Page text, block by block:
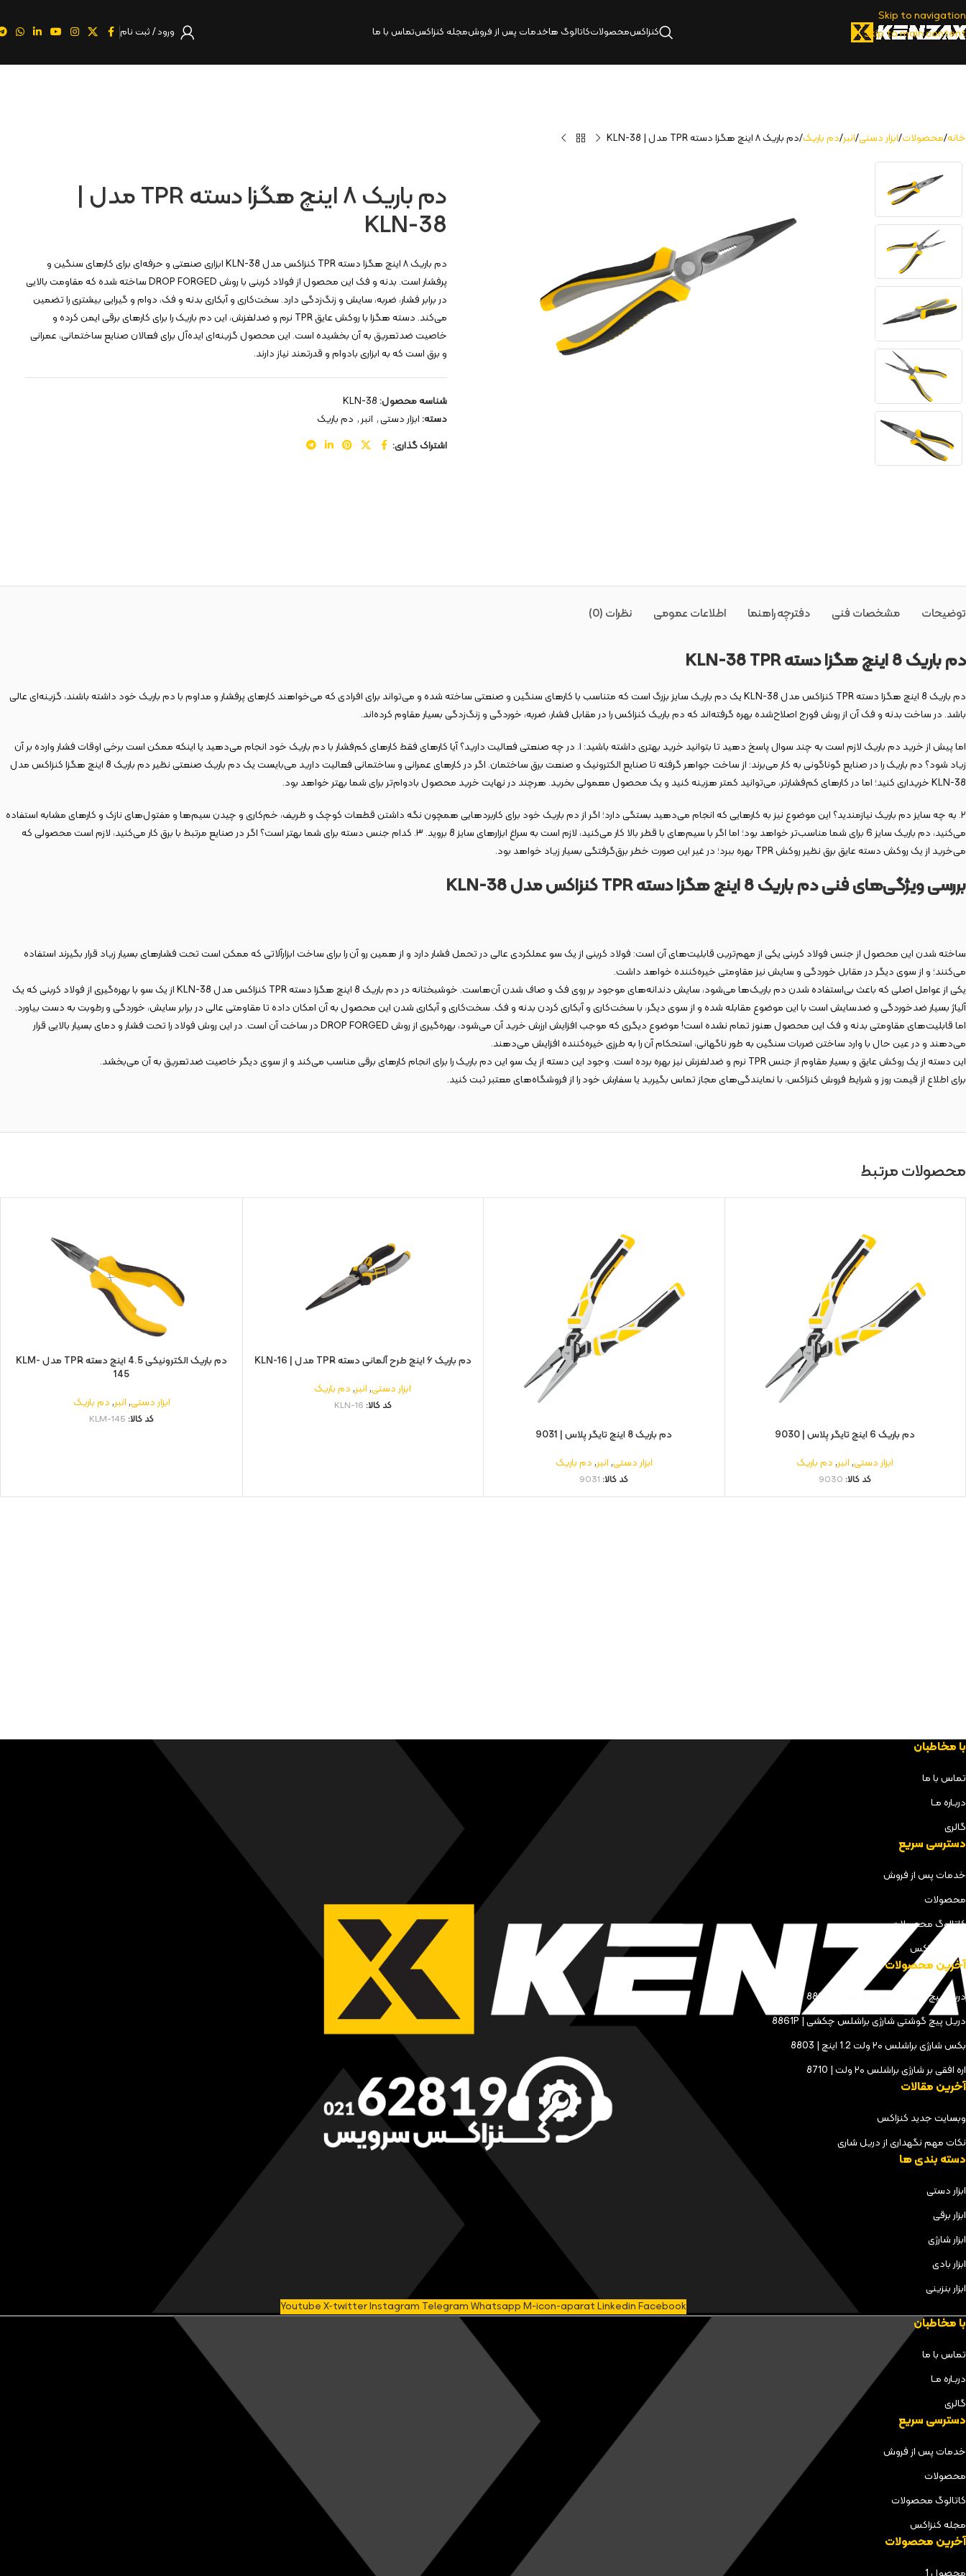
Skip to navigation
Skip to main content
کنزاکسمحصولاتکاتالوگ‌ هاخدمات پس از فروشمجله کنزاکستماس با ما ورود / ثبت نام
خانه محصولات ابزار دستی انبر دم باریک دم باریک ۸ اینچ هگزا دسته TPR مدل | KLN-38
دم باریک ۸ اینچ هگزا دسته TPR مدل |
KLN-38
دم باریک ۸ اینچ هگزا دسته TPR کنزاکس مدل KLN-38 ابزاری صنعتی و حرفه‌ای برای کارهای سنگین و
پرفشار است. بدنه و فک این محصول از فولاد کربنی با روش DROP FORGED ساخته شده که مقاومت بالایی
در برابر فشار، ضربه، سایش و زنگ‌زدگی دارد. سخت‌کاری و آبکاری بدنه و فک، دوام و گیرایی بیشتری را تضمین
می‌کند. دسته هگزا با روکش عایق TPR نرم و ضدلغزش، این دم باریک را برای کارهای برقی ایمن کرده و
خاصیت ضدتعریق به آن بخشیده است. این محصول گزینه‌ای ایده‌آل برای فعالان صنایع ساختمانی، عمرانی
و برق است که به ابزاری بادوام و قدرتمند نیاز دارند.
شناسه محصول:KLN-38
دسته:ابزار دستی, انبر, دم باریک
اشتراک گذاری:
توضیحات نظرات (0) مشخصات فنی اطلاعات عمومی دفترچه راهنما
دم باريک 8 اينچ هگزا دسته KLN-38 TPR
دم باریک 8 اینچ هگزا دسته TPR کنزاکس مدل KLN-38 یک دم باریک سایز بزرگ است که متناسب با کارهای سنگین و صنعتی ساخته شده و می‌تواند برای افرادی که می‌خواهند کارهای پرفشار و مداوم با دم باریک خود داشته باشند، گزینه‌ای عالی
باشد. در ساخت بدنه و فک آن از روش فورج اصلاح‌شده بهره گرفته‌اند که دم باریک کنزاکس را در مقابل فشار، ضربه، خوردگی و زنگ‌زدگی بسیار مقاوم کرده‌اند.
اما پیش از خرید دم باریک لازم است به چند سوال پاسخ دهید تا بتوانید خرید بهتری داشته باشید: ۱. در چه صنعتی فعالیت دارید؟ آیا کارهای فقط کارهای کم‌فشار با دم باریک خود انجام می‌دهید یا اینکه ممکن است برخی اوقات فشار وارده بر آن
زیاد شود؟ دم باریک را در صنایع گوناگونی به کار می‌برند: از ساخت جواهر گرفته تا صنایع الکترونیک و صنعت برق ساختمان. اگر در کارهای عمرانی و ساختمانی فعالیت دارید می‌بایست یک دم باریک صنعتی نظیر دم باریک 8 اینچ هگزا کنزاکس مدل
KLN-38 خریداری کنید؛ اما در کارهای کم‌فشارتر، می‌توانید کمتر هزینه کنید و یک محصول معمولی بخرید. هرچند در نهایت خرید محصول بادوام‌تر برای شما بهتر خواهد بود.
۲. به چه سایز دم باریک نیازمندید؟ این موضوع نیز به کارهایی که انجام می‌دهید بستگی دارد؛‌ اگر از دم باریک خود برای کاربردهایی همچون نگه داشتن قطعات کوچک و ظریف، خم‌کاری و چیدن سیم‌ها و مفتول‌های نازک و کارهای مشابه استفاده
می‌کنید، دم باریک سایز 6 برای شما مناسب‌تر خواهد بود؛ اما اگر با سیم‌های با قطر بالا کار می‌کنید، لازم است به سراغ ابزارهای سایز 8 بروید. ۳. کدام جنس دسته برای شما بهتر است؟ اگر در صنایع مرتبط با برق کار می‌کنید، لازم است محصولی که
می‌خرید از یک روکش دسته عایق برق نظیر روکش TPR بهره ببرد؛ در غیر این صورت خطر برق‌گرفتگی بسیار زیاد خواهد بود.
بررسی ویژگی‌های فنی دم باریک 8 اینچ هگزا دسته TPR کنزاکس مدل KLN-38
ساخته شدن این محصول از جنس فولاد کربنی یکی از مهم‌ترین قابلیت‌های آن است: فولاد کربنی از یک سو عملکردی عالی در تحمل فشار دارد و از همین رو آن را برای ساخت ابزارآلاتی که ممکن است تحت فشارهای بسیار زیاد قرار بگیرند استفاده
می‌کنند؛ و از سوی دیگر در مقابل خوردگی و سایش نیز مقاومتی خیره‌کننده خواهد داشت.
یکی از عوامل اصلی که باعث بی‌استفاده شدن دم باریک‌ها می‌شود، سایش دندانه‌های موجود بر روی فک و صاف شدن آن‌هاست. خوشبختانه در دم باریک 8 اینچ هگزا دسته TPR کنزاکس مدل KLN-38 از یک سو با بهره‌گیری از فولاد کربنی که یک
آلیاژ بسیار ضدخوردگی و ضدسایش است با این موضوع مقابله شده و از سوی دیگر، با سخت‌کاری و آبکاری کردن بدنه و فک. سخت‌کاری و آبکاری شدن این محصول به آن امکان داده تا مقاومتی عالی در برابر سایش، خوردگی و رطوبت به دست بیاورد.
اما قابلیت‌های مقاومتی بدنه و فک این محصول هنوز تمام نشده است! موضوع دیگری که موجب افزایش ارزش خرید آن می‌شود،‌ بهره‌گیری از روش DROP FORGED در ساخت آن است. در این روش فولاد را تحت فشار و دمای بسیار بالایی قرار
می‌دهند و در عین حال با وارد ساختن ضربات سنگین به طور ناگهانی، استحکام آن را به طرزی خیره‌کننده افزایش می‌دهند.
این دسته از یک روکش عایق و بسیار مقاوم از جنس TPR نرم و ضدلغزش نیز بهره برده است. وجود این دسته از یک سو این دم باریک را برای انجام کارهای برقی مناسب می‌کند و از سوی دیگر خاصیت ضدتعریق به آن می‌بخشد.
برای اطلاع از قیمت روز و شرایط فروش کنزاکس، با نمایندگی‌های مجاز تماس بگیرید یا سفارش خود را از فروشگاه‌های معتبر ثبت کنید.
محصولات مرتبط
دم باریک 6 اینچ تایگر پلاس | 9030
ابزار دستی,انبر,دم باریک
کد کالا: 9030
دم باریک 8 اینچ تایگر پلاس | 9031
ابزار دستی,انبر,دم باریک
کد کالا: 9031
دم باریک ۶ اینچ طرح آلمانی دسته TPR مدل | KLN-16
ابزار دستی,انبر,دم باریک
کد کالا: KLN-16
دم باریک الکترونیکی 4.5 اینچ دسته TPR مدل KLM-
145
ابزار دستی,انبر,دم باریک
کد کالا: KLM-145
با مخاطبان
تماس با ما
دربـاره مـا
گالری
دسترسی سریع
خدمات پس از فروش
محصولات
کاتالوگ محصولات
مجله کنزاکس
آخرین محصولات
دریل پیچ گوشتی شارژی براشلس | 8898
دریل پیچ گوشتی شارژی براشلس چکشی | 8861P
بکس شارژی براشلس ۲۰ ولت 1.2 اینچ | 8803
اره افقی بر شارژی براشلس ۲۰ ولت | 8710
آخرین مقالات
وبسایت جدید کنزاکس
نکات مهم نگهداری از دریل شاری
دسته بندی ها
ابزار دستی
ابزار برقی
ابزار شارژی
ابزار بادی
ابزار بنزینی
YoutubeX-twitterInstagram TelegramWhatsappM-icon-aparatLinkedinFacebook
با مخاطبان
تماس با ما
دربـاره مـا
گالری
دسترسی سریع
خدمات پس از فروش
محصولات
کاتالوگ محصولات
مجله کنزاکس
آخرین محصولات